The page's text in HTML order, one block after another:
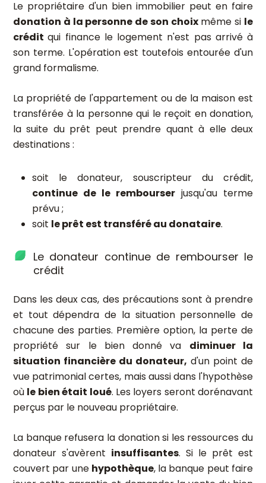
Le propriétaire d'un bien immobilier peut en faire
donation à la personne de son choixmême si le
créditqui finance le logement n'est pas arrivé à
son terme. L'opération est toutefois entourée d'un
grand formalisme.
La propriété de l'appartement ou de la maison est
transférée à la personne qui le reçoit en donation,
la suite du prêt peut prendre quant à elle deux
destinations :
soit le donateur, souscripteur du crédit,
continue de le rembourser jusqu'au terme
prévu ;
soit le prêt est transféré au donataire.
Le donateur continue de rembourser le
crédit
Dans les deux cas, des précautions sont à prendre
et tout dépendra de la situation personnelle de
chacune des parties. Première option, la perte de
propriété sur le bien donné va diminuer la
situation financière du donateur, d'un point de
vue patrimonial certes, mais aussi dans l'hypothèse
où le bien était loué. Les loyers seront dorénavant
perçus par le nouveau propriétaire.
La banque refusera la donation si les ressources du
donateur s'avèrent insuffisantes. Si le prêt est
couvert par une hypothèque, la banque peut faire